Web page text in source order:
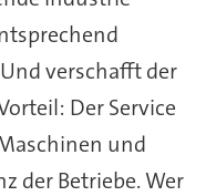
verschafft der
Der Service
und
der Betriebe. Wer